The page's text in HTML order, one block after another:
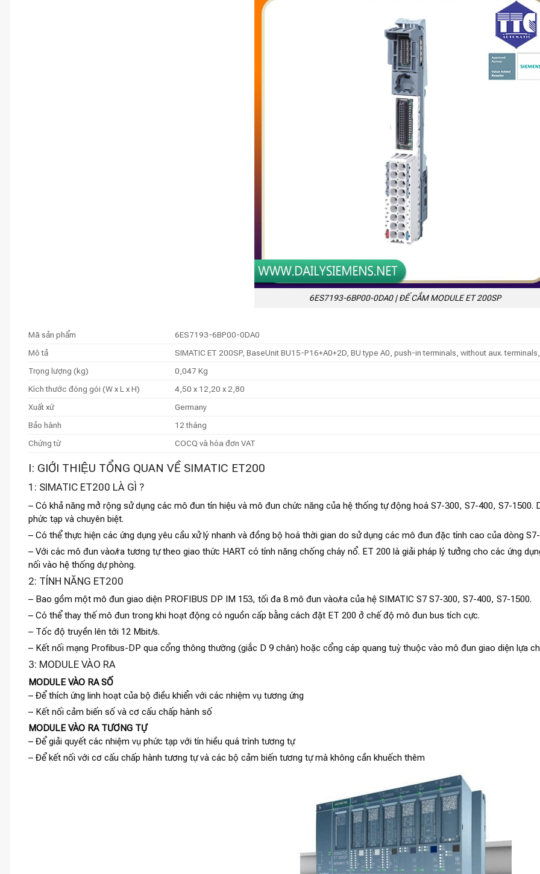
6ES7193-6BP00-0DA0 | ĐẾ CẮM MODULE ET 200SP
Mã sản phẩm
6ES7193-6BP00-0DA0
Mô tả
SIMATIC ET 200SP, BaseUnit BU15-P16+A0+2D, BU type A0, push-in terminals, without aux.
Trọng lượng (kg)
0,047 Kg
Kích thước đóng gói (W x L x H)
4,50 x 12,20 x 2,80
Xuất xứ
Germany
Bảo hành
12 tháng
Chứng từ
COCQ và hóa đơn VAT
I: GIỚI THIỆU TỔNG QUAN VỀ SIMATIC ET200
1: SIMATIC ET200 LÀ GÌ ?
– Có khả năng mở rộng sử dụng các mô đun tín hiệu và mô đun chức năng của hệ thống tự động hoá S7-300, S7-400, S7-
phức tạp và chuyên biệt.
– Có thể thực hiện các ứng dụng yêu cầu xử lý nhanh và đồng bộ hoá thời gian do sử dụng các mô đun đặc tính cao của dòng
– Với các mô đun vào/ra tương tự theo giao thức HART có tính năng chống cháy nổ. ET 200 là giải pháp lý tưởng cho các ứng
nối vào hệ thống dự phòng.
2: TÍNH NĂNG ET200
– Bao gồm một mô đun giao diện PROFIBUS DP IM 153, tối đa 8 mô đun vào/ra của hệ SIMATIC S7 S7-300, S7-400, S7-1500.
– Có thể thay thế mô đun trong khi hoạt động có nguồn cấp bằng cách đặt ET 200 ở chế độ mô đun bus tích cực.
– Tốc độ truyền lên tới 12 Mbit/s.
– Kết nối mạng Profibus-DP qua cổng thông thường (giắc D 9 chân) hoặc cổng cáp quang tuỳ thuộc vào mô đun giao diện lựa
3: MODULE VÀO RA
MODULE VÀO RA SỐ
– Để thích ứng linh hoạt của bộ điều khiển với các nhiệm vụ tương ứng
– Kết nối cảm biến số và cơ cấu chấp hành số
MODULE VÀO RA TƯƠNG TỰ
– Để giải quyết các nhiệm vụ phức tạp với tín hiều quá trình tương tự
– Để kết nối với cơ cấu chấp hành tương tự và các bộ cảm biến tương tự mà không cần khuếch thêm